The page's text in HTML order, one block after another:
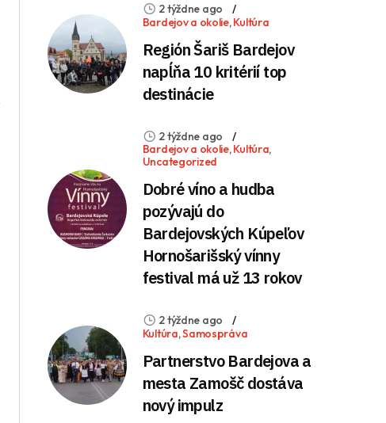
2 týždne ago
Bardejov a okolie,Kultúra
Región Šariš Bardejov
napĺňa 10 kritérií top
destinácie
2 týždne ago
Bardejov a okolie,Kultúra,
Uncategorized
Dobré víno a hudba
pozývajú do
Bardejovských Kúpeľov
Hornošarišský vínny
festival má už 13 rokov
2 týždne ago
Kultúra,Samospráva
Partnerstvo Bardejova a
mesta Zamošč dostáva
nový impulz